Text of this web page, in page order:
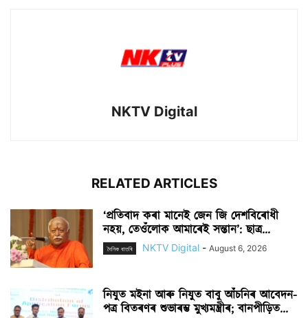
NKTV Digital
RELATED ARTICLES
‘প্ৰতিবাদ কৰা মানেই জেন জি দেশবিৰোধী
নহয়, তেওঁলোক আমাৰেই সন্তান’: ছাত্ৰ...
দৈনিক বাতৰি NKTV Digital - August 6, 2026
নিযুত মইনা আৰু নিযুত বাবু আঁচনিৰ আবেদন-
পত্ৰ বিতৰণৰ শুভাৰম্ভ মুখ্যমন্ত্ৰীৰ; বানপীড়িত...